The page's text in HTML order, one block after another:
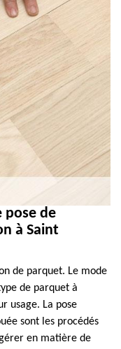
pose de
à Saint
de parquet. Le mode
de parquet à
usage. La pose
sont les procédés
en matière de